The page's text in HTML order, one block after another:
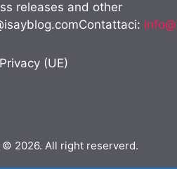
releases and other
:
(UE)
2026. All right reserverd.